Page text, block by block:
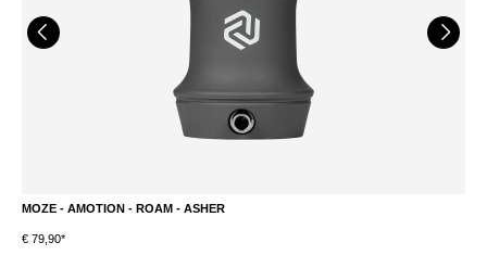
MOZE - AMOTION - ROAM - ASHER
€ 79,90*